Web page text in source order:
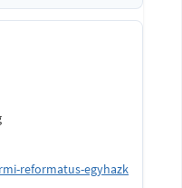
reformatus-egyhazk